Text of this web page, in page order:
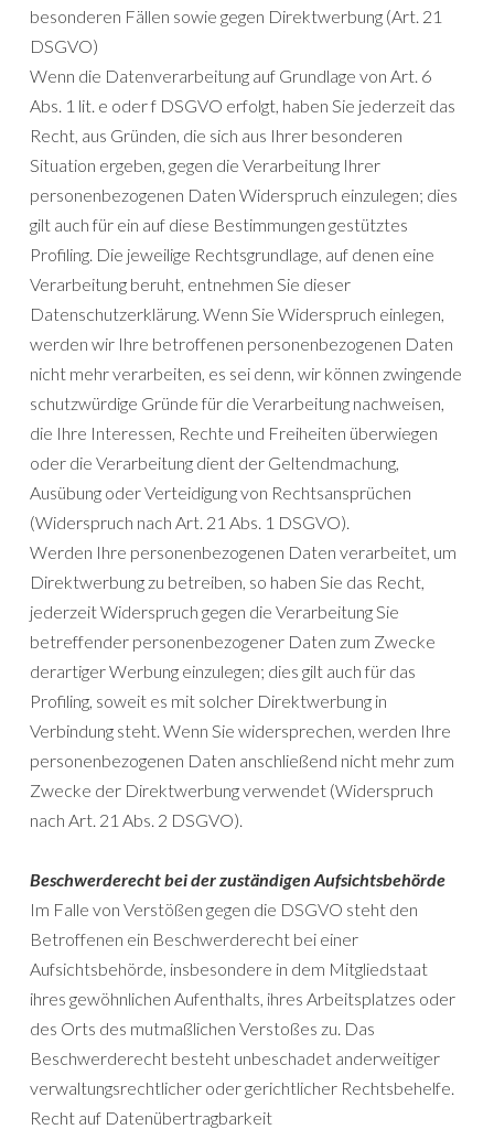
besonderen Fällen sowie gegen Direktwerbung (Art. 21
DSGVO)
Wenn die Datenverarbeitung auf Grundlage von Art. 6
Abs. 1 lit. e oder f DSGVO erfolgt, haben Sie jederzeit das
Recht, aus Gründen, die sich aus Ihrer besonderen
Situation ergeben, gegen die Verarbeitung Ihrer
personenbezogenen Daten Widerspruch einzulegen; dies
gilt auch für ein auf diese Bestimmungen gestütztes
Profiling. Die jeweilige Rechtsgrundlage, auf denen eine
Verarbeitung beruht, entnehmen Sie dieser
Datenschutzerklärung. Wenn Sie Widerspruch einlegen,
werden wir Ihre betroffenen personenbezogenen Daten
nicht mehr verarbeiten, es sei denn, wir können zwingende
schutzwürdige Gründe für die Verarbeitung nachweisen,
die Ihre Interessen, Rechte und Freiheiten überwiegen
oder die Verarbeitung dient der Geltendmachung,
Ausübung oder Verteidigung von Rechtsansprüchen
(Widerspruch nach Art. 21 Abs. 1 DSGVO).
Werden Ihre personenbezogenen Daten verarbeitet, um
Direktwerbung zu betreiben, so haben Sie das Recht,
jederzeit Widerspruch gegen die Verarbeitung Sie
betreffender personenbezogener Daten zum Zwecke
derartiger Werbung einzulegen; dies gilt auch für das
Profiling, soweit es mit solcher Direktwerbung in
Verbindung steht. Wenn Sie widersprechen, werden Ihre
personenbezogenen Daten anschließend nicht mehr zum
Zwecke der Direktwerbung verwendet (Widerspruch
nach Art. 21 Abs. 2 DSGVO).
Beschwerderecht bei der zuständigen Aufsichtsbehörde
Im Falle von Verstößen gegen die DSGVO steht den
Betroffenen ein Beschwerderecht bei einer
Aufsichtsbehörde, insbesondere in dem Mitgliedstaat
ihres gewöhnlichen Aufenthalts, ihres Arbeitsplatzes oder
des Orts des mutmaßlichen Verstoßes zu. Das
Beschwerderecht besteht unbeschadet anderweitiger
verwaltungsrechtlicher oder gerichtlicher Rechtsbehelfe.
Recht auf Datenübertragbarkeit